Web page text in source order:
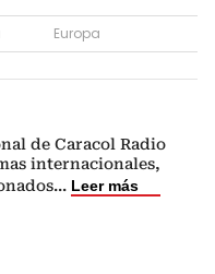
Europa
de Caracol Radio
internacionales,
... Leer más